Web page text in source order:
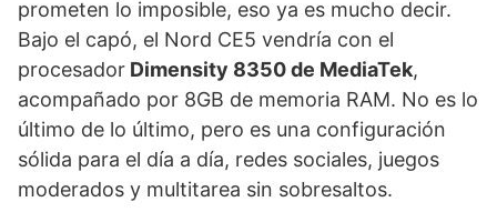
prometen lo imposible, eso ya es mucho decir.
Bajo el capó, el Nord CE5 vendría con el
procesador Dimensity 8350 de MediaTek,
acompañado por 8GB de memoria RAM. No es lo
último de lo último, pero es una configuración
sólida para el día a día, redes sociales, juegos
moderados y multitarea sin sobresaltos.